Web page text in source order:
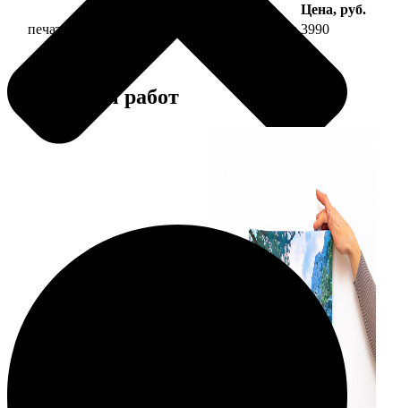
Цена, руб.
печать фото на холсте 40х40 на подрамнике 3990
Примеры работ